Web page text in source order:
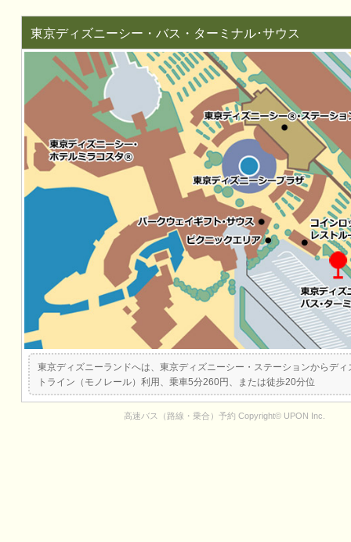
東京ディズニーシー・バス・ターミナル･サウス
東京ディズニーランドへは、東京ディズニーシー・ステーションからディ
トライン（モノレール）利用、乗車5分260円、または徒歩20分位
高速バス（路線・乗合）予約 Copyright© UPON Inc.